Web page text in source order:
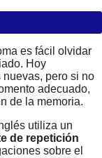
es fácil olvidar
Hoy
pero si no
adecuado,
de la memoria.
utiliza un
de repetición
sobre el